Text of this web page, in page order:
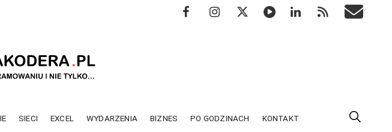
SIECI EXCEL WYDARZENIA BIZNES PO GODZINACH KONTAKT